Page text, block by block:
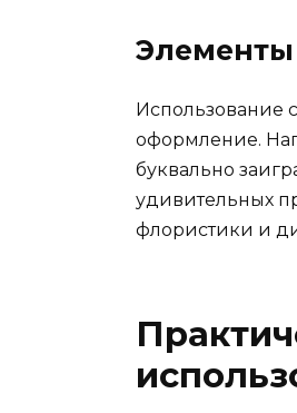
Элементы
Использование
оформление.
буквально
удивительных
флористики и